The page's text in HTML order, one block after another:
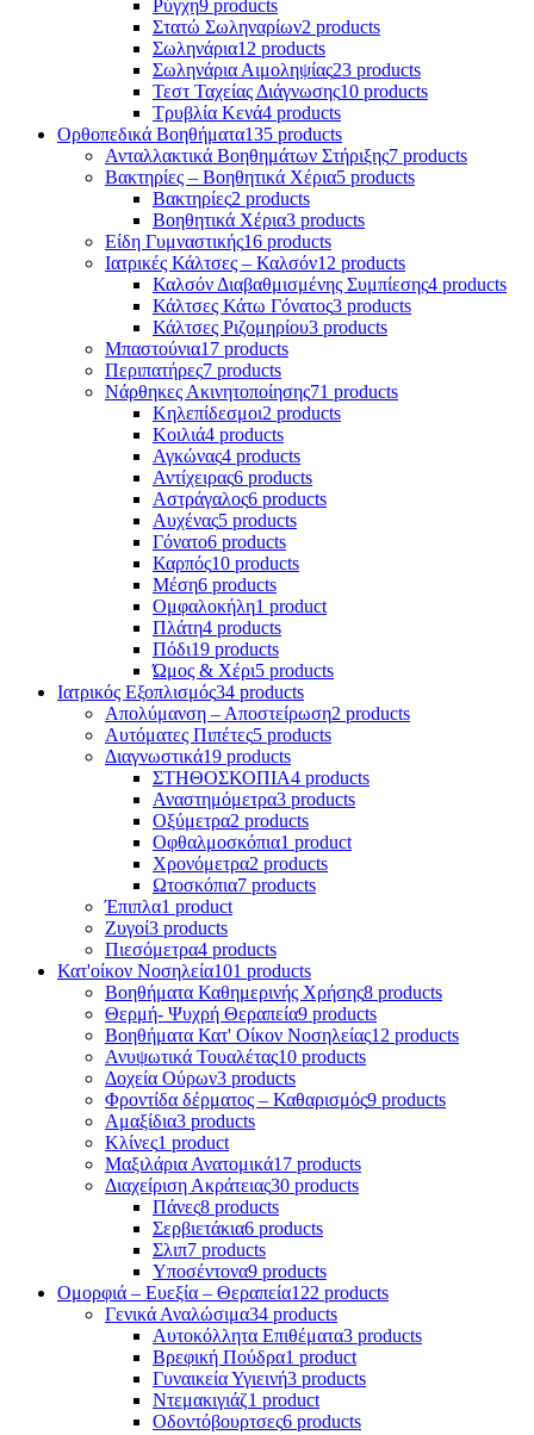
Ρύγχη9 products
Στατώ Σωληναρίων2 products
Σωληνάρια12 products
Σωληνάρια Αιμοληψίας23 products
Τεστ Ταχείας Διάγνωσης10 products
Τρυβλία Κενά4 products
Ορθοπεδικά Βοηθήματα135 products
Ανταλλακτικά Βοηθημάτων Στήριξης7 products
Βακτηρίες – Βοηθητικά Χέρια5 products
Βακτηρίες2 products
Βοηθητικά Χέρια3 products
Είδη Γυμναστικής16 products
Ιατρικές Κάλτσες – Καλσόν12 products
Καλσόν Διαβαθμισμένης Συμπίεσης4 products
Κάλτσες Κάτω Γόνατος3 products
Κάλτσες Ριζομηρίου3 products
Μπαστούνια17 products
Περιπατήρες7 products
Νάρθηκες Ακινητοποίησης71 products
Κηλεπίδεσμοι2 products
Κοιλιά4 products
Αγκώνας4 products
Αντίχειρας6 products
Αστράγαλος6 products
Αυχένας5 products
Γόνατο6 products
Καρπός10 products
Μέση6 products
Ομφαλοκήλη1 product
Πλάτη4 products
Πόδι19 products
Ώμος & Χέρι5 products
Ιατρικός Εξοπλισμός34 products
Απολύμανση – Αποστείρωση2 products
Αυτόματες Πιπέτες5 products
Διαγνωστικά19 products
ΣΤΗΘΟΣΚΟΠΙΑ4 products
Αναστημόμετρα3 products
Οξύμετρα2 products
Οφθαλμοσκόπια1 product
Χρονόμετρα2 products
Ωτοσκόπια7 products
Έπιπλα1 product
Ζυγοί3 products
Πιεσόμετρα4 products
Κατ'οίκον Νοσηλεία101 products
Βοηθήματα Καθημερινής Χρήσης8 products
Θερμή- Ψυχρή Θεραπεία9 products
Βοηθήματα Κατ' Οίκον Νοσηλείας12 products
Ανυψωτικά Τουαλέτας10 products
Δοχεία Ούρων3 products
Φροντίδα δέρματος – Καθαρισμός9 products
Αμαξίδια3 products
Κλίνες1 product
Μαξιλάρια Ανατομικά17 products
Διαχείριση Ακράτειας30 products
Πάνες8 products
Σερβιετάκια6 products
Σλιπ7 products
Υποσέντονα9 products
Ομορφιά – Ευεξία – Θεραπεία122 products
Γενικά Αναλώσιμα34 products
Αυτοκόλλητα Επιθέματα3 products
Βρεφική Πούδρα1 product
Γυναικεία Υγιεινή3 products
Ντεμακιγιάζ1 product
Οδοντόβουρτσες6 products